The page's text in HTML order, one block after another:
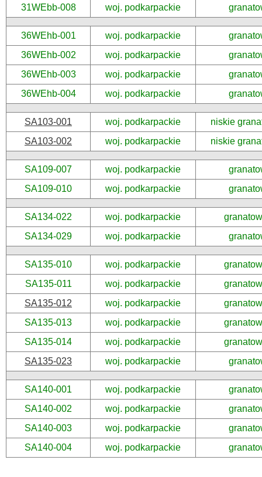
31WEbb-008
woj. podkarpackie
36WEhb-001 woj. podkarpackie
36WEhb-002
woj. podkarpackie
36WEhb-003
woj. podkarpackie
36WEhb-004
woj. podkarpackie
SA103-001 woj. podkarpackie
niskie
SA103-002
woj. podkarpackie niskie
SA109-007 woj. podkarpackie
SA109-010
woj. podkarpackie
SA134-022 woj. podkarpackie
SA134-029
woj. podkarpackie
SA135-010 woj. podkarpackie
SA135-011
woj. podkarpackie
SA135-012
woj. podkarpackie
SA135-013
woj. podkarpackie
SA135-014
woj. podkarpackie
SA135-023
woj. podkarpackie
SA140-001 woj. podkarpackie
SA140-002
woj. podkarpackie
SA140-003
woj. podkarpackie
SA140-004
woj. podkarpackie